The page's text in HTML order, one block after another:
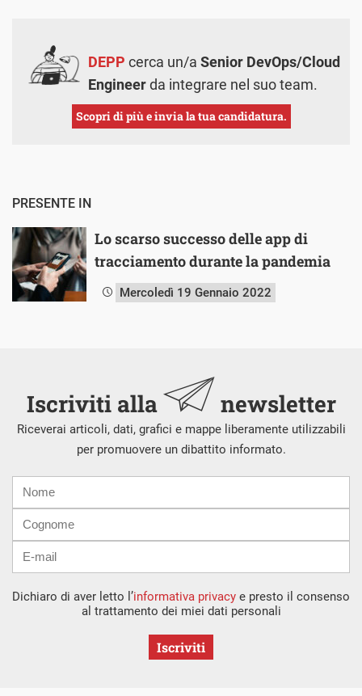
DEPP cerca un/a Senior DevOps/Cloud
Engineerda integrare nel suo team.
Scopri di più e invia la tua candidatura.
PRESENTE IN
Lo scarso successo delle app di
tracciamento durante la pandemia
Mercoledì 19 Gennaio 2022
Iscriviti alla newsletter
Riceverai articoli, dati, grafici e mappe liberamente utilizzabili
per promuovere un dibattito informato.
mail
Dichiaro di aver letto l’informativa privacy e presto il consenso
al trattamento dei miei dati personali
Iscriviti